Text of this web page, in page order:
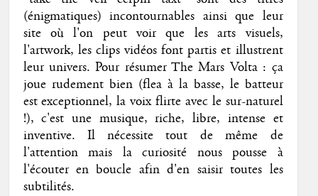
(énigmatiques) incontournables ainsi que leur
site où l'on peut voir que les arts visuels,
l'artwork, les clips vidéos font partis et illustrent
leur univers. Pour résumer The Mars Volta : ça
joue rudement bien (flea à la basse, le batteur
est exceptionnel, la voix flirte avec le sur-naturel
!), c'est une musique, riche, libre, intense et
inventive. Il nécessite tout de même de
l'attention mais la curiosité nous pousse à
l'écouter en boucle afin d'en saisir toutes les
subtilités.